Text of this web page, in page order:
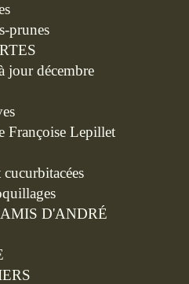
prunes
jour décembre
Françoise Lepillet
D'ANDRÉ